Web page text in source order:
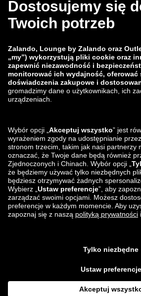
Bezpieczeństwo Produktu
Grupa Zalando
Zalando
ABOUT YOU
Znajdziesz nas na
Aplikacja Lounge by Zalando
*W porównaniu z
podatek VAT; koszty pakowania i przetwarzania